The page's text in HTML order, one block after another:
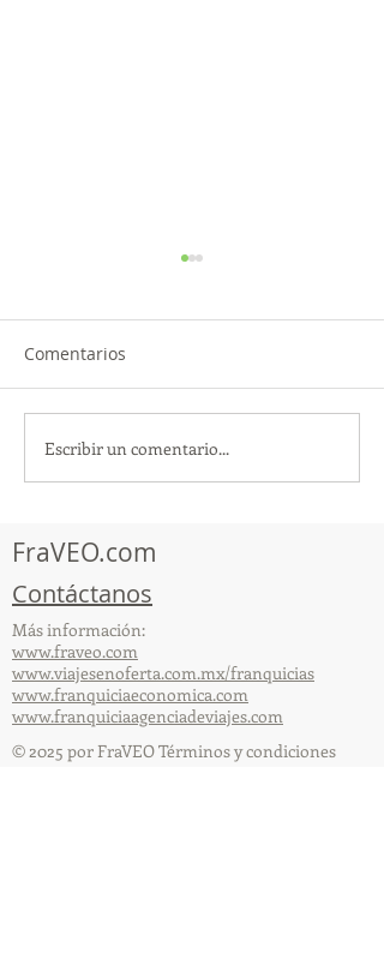
TourTravelynByFraveo
participó en la
Comentarios
Escribir un comentario...
FraVEO.com
Contáctanos
Más información:
www.fraveo.com
www.viajesenoferta.com.mx/franquicias
www.franquiciaeconomica.com
www.franquiciaagenciadeviajes.com
© 2025 por FraVEO Términos y condiciones